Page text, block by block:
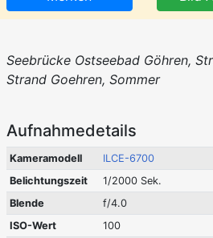
Seebrücke Ostseebad Göhren,
Strand Goehren, Sommer
Aufnahmedetails
Kameramodell
ILCE-6700
Belichtungszeit
1/2000 Sek.
Blende
f/4.0
ISO-Wert
100